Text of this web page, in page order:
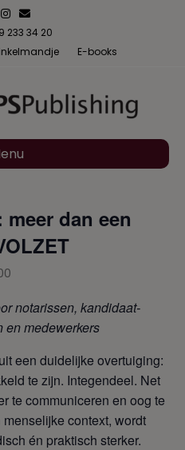
n
s
m
a
l
233 34 20
E-books
dan een
notarissen, kandidaat-
en medewerkers
een duidelijke overtuiging:
te zijn. Integendeel. Net
te communiceren en oog te
context, wordt
én praktisch sterker.